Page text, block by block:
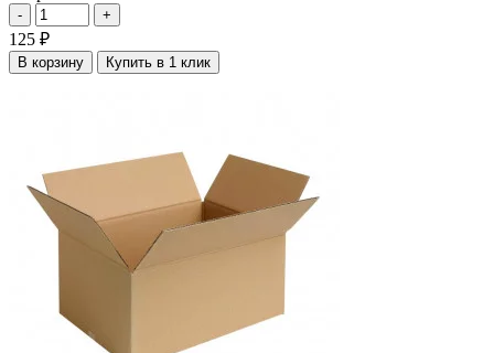
- +
125 ₽
В корзину Купить в 1 клик